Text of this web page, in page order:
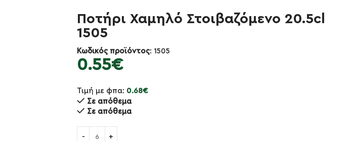
Ποτήρι Χαμηλό Στοιβαζόμενο 20.5cl
1505
Κωδικός προϊόντος: 1505
0.55€
Τιμή με φπα: 0.68€
Σε απόθεμα
Σε απόθεμα